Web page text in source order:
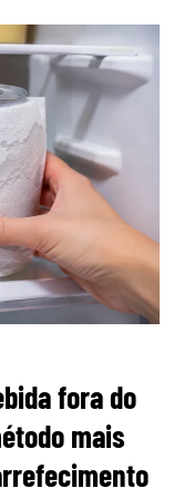
fora do
mais